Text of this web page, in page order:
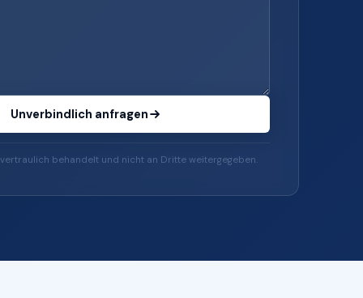
Unverbindlich anfragen
behandelt und nicht an Dritte weitergegeben.